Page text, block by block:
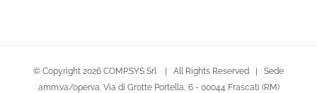
© Copyright 2026 COMP.SYS Srl | All Rights Reserved | Sede
amm.va/oper.va: Via di Grotte Portella, 6 - 00044 Frascati (RM)